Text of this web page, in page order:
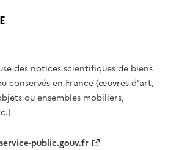
des notices scientifiques de biens
conservés en France (œuvres d'art,
ou ensembles mobiliers,
service-public.gouv.fr